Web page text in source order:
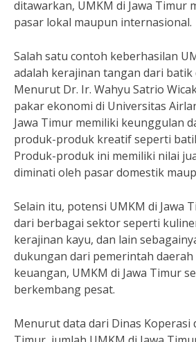
ditawarkan, UMKM di Jawa Timur
pasar lokal maupun internasional.
Salah satu contoh keberhasilan
adalah kerajinan tangan dari batik
Menurut Dr. Ir. Wahyu Satrio
pakar ekonomi di Universitas
Jawa Timur memiliki keunggulan
produk-produk kreatif seperti
Produk-produk ini memiliki nilai
diminati oleh pasar domestik
Selain itu, potensi UMKM di Jawa
dari berbagai sektor seperti
kerajinan kayu, dan lain
dukungan dari pemerintah
keuangan, UMKM di Jawa Timur
berkembang pesat.
Menurut data dari Dinas Koperasi